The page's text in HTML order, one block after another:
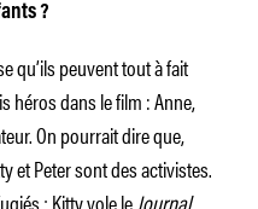
?
qu’ils peuvent tout à fait
héros dans le film : Anne,
On pourrait dire que,
et Peter sont des activistes.
; Kitty vole leJournal